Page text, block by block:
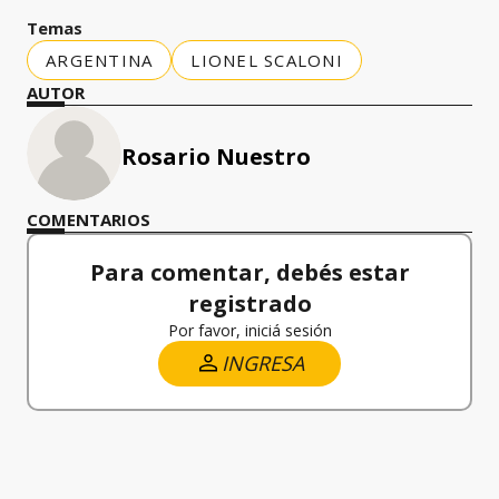
Temas
ARGENTINA
LIONEL SCALONI
AUTOR
Rosario Nuestro
COMENTARIOS
Para comentar, debés estar
registrado
Por favor, iniciá sesión
INGRESA